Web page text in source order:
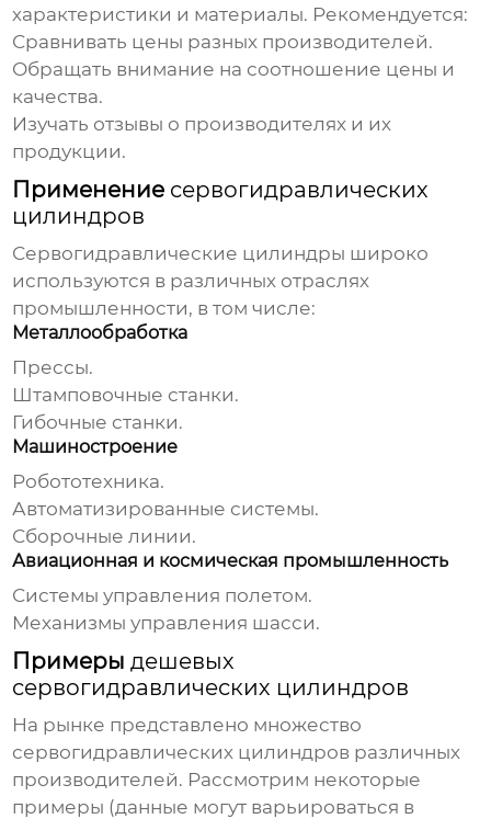
характеристики и материалы. Рекомендуется:
Сравнивать цены разных производителей.
Обращать внимание на соотношение цены и
качества.
Изучать отзывы о производителях и их
продукции.
Применение сервогидравлических
цилиндров
Сервогидравлические цилиндры широко
используются в различных отраслях
промышленности, в том числе:
Металлообработка
Прессы.
Штамповочные станки.
Гибочные станки.
Машиностроение
Робототехника.
Автоматизированные системы.
Сборочные линии.
Авиационная и космическая промышленность
Системы управления полетом.
Механизмы управления шасси.
Примерыдешевых
сервогидравлических цилиндров
На рынке представлено множество
сервогидравлических цилиндров различных
производителей. Рассмотрим некоторые
примеры (данные могут варьироваться в